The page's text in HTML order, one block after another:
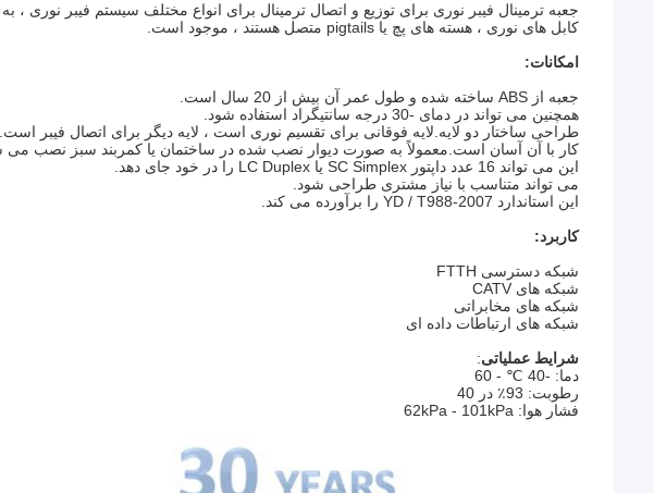
جعبه ترمینال فیبر نوری برای توزیع و اتصال ترمینال برای انواع مختلف سیستم فیبر نوری ،
کابل های نوری ، هسته های پچ یا pigtails متصل هستند ، موجود است.
امکانات:
جعبه از ABS ساخته شده و طول عمر آن بیش از 20 سال است.
همچنین می تواند در دمای -30 درجه سانتیگراد استفاده شود.
طراحی ساختار دو لایه.لایه فوقانی برای تقسیم نوری است ، لایه دیگر برای اتصال فیبر است.
کار با آن آسان است.معمولاً به صورت دیوار نصب شده در ساختمان یا کمربند سبز نصب می
این می تواند 16 عدد داپتور SC Simplex یا LC Duplex را در خود جای دهد.
می تواند متناسب با نیاز مشتری طراحی شود.
این استاندارد YD / T988-2007 را برآورده می کند.
کاربرد:
شبکه دسترسی FTTH
شبکه های CATV
شبکه های مخابراتی
شبکه های ارتباطات داده ای
شرایط عملیاتی:
دما: -40 ℃ - 60
رطوبت: 93٪ در 40
فشار هوا: 62kPa - 101kPa